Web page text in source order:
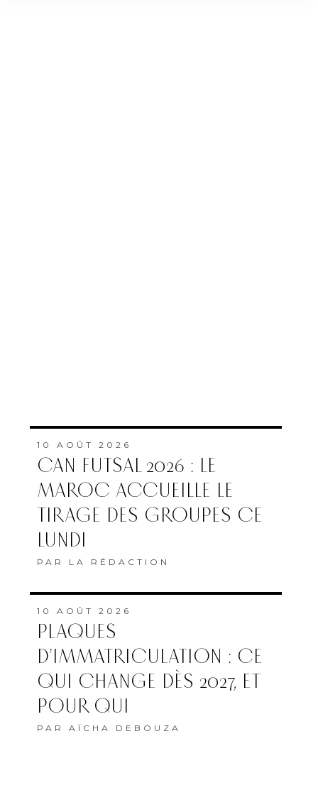
10 AOÛT 2026
CAN FUTSAL 2026 : LE
MAROC ACCUEILLE LE
TIRAGE DES GROUPES CE
LUNDI
PAR LA RÉDACTION
10 AOÛT 2026
PLAQUES
D’IMMATRICULATION : CE
QUI CHANGE DÈS 2027, ET
POUR QUI
PAR AÏCHA DEBOUZA